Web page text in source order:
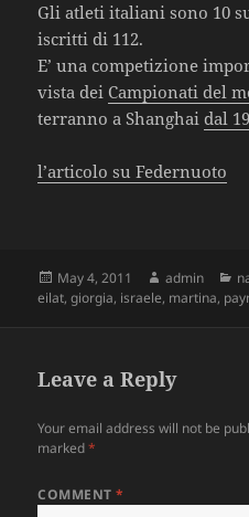
Gli atleti italiani sono 10
iscritti di 112.
E’ una competizione
vista dei Campionati del
terranno a Shanghai dal
l’articolo su Federnuoto
Posted
on
May 4, 2011 Author
admin
eilat,giorgia, israele, martina,
Leave a Reply
Your email address will not be
marked*
COMMENT*